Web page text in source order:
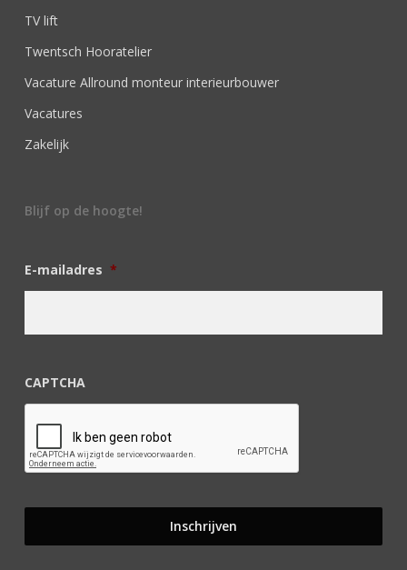
TV lift
Twentsch Hooratelier
Vacature Allround monteur interieurbouwer
Vacatures
Zakelijk
Blijf op de hoogte!
E-mailadres *
CAPTCHA